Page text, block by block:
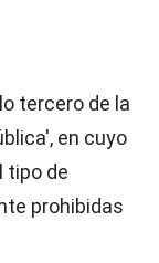
tercero de la
en cuyo
tipo de
prohibidas